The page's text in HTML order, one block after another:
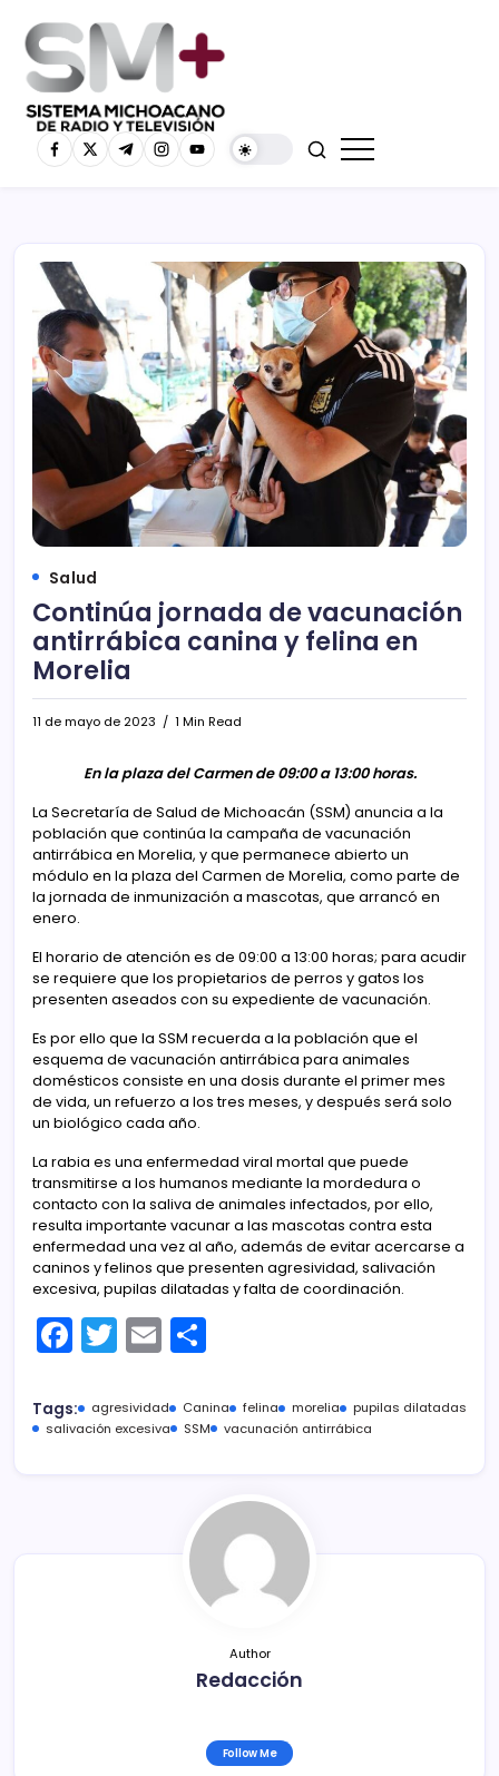
Salud
Continúa jornada de vacunación
antirrábica canina y felina en
Morelia
11 de mayo de 2023 1 Min Read
En la plaza del Carmen de 09:00 a 13:00 horas.
La Secretaría de Salud de Michoacán (SSM) anuncia a la
población que continúa la campaña de vacunación
antirrábica en Morelia, y que permanece abierto un
módulo en la plaza del Carmen de Morelia, como parte de
la jornada de inmunización a mascotas, que arrancó en
enero.
El horario de atención es de 09:00 a 13:00 horas; para acudir
se requiere que los propietarios de perros y gatos los
presenten aseados con su expediente de vacunación.
Es por ello que la SSM recuerda a la población que el
esquema de vacunación antirrábica para animales
domésticos consiste en una dosis durante el primer mes
de vida, un refuerzo a los tres meses, y después será solo
un biológico cada año.
La rabia es una enfermedad viral mortal que puede
transmitirse a los humanos mediante la mordedura o
contacto con la saliva de animales infectados, por ello,
resulta importante vacunar a las mascotas contra esta
enfermedad una vez al año, además de evitar acercarse a
caninos y felinos que presenten agresividad, salivación
excesiva, pupilas dilatadas y falta de coordinación.
F
a
c
e
T
w
itt
er
E
m
ai
l
m
p
tir
Tags: agresividad Canina felina morelia
pupilas dilatadas
salivación excesiva
SSM vacunación antirrábica
Author
Redacción
Follow Me